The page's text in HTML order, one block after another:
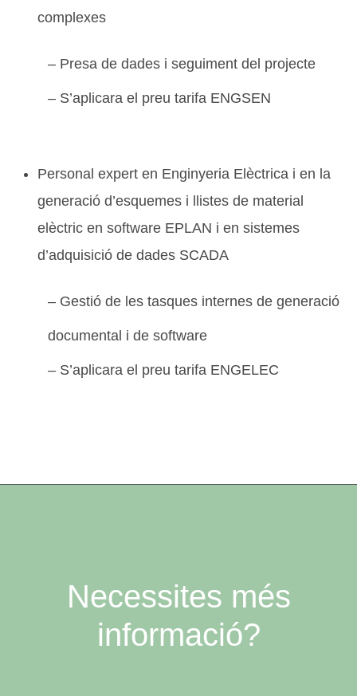
complexes
– Presa de dades i seguiment del projecte
– S’aplicara el preu tarifa ENGSEN
Personal expert en Enginyeria Elèctrica i en la
generació d’esquemes i llistes de material
elèctric en software EPLAN i en sistemes
d’adquisició de dades SCADA
– Gestió de les tasques internes de generació
documental i de software
– S’aplicara el preu tarifa ENGELEC
Necessites més
informació?